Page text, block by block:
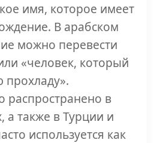
имя, которое имеет
В арабском
можно перевести
«человек, который
распространено в
а также в Турции и
используется как